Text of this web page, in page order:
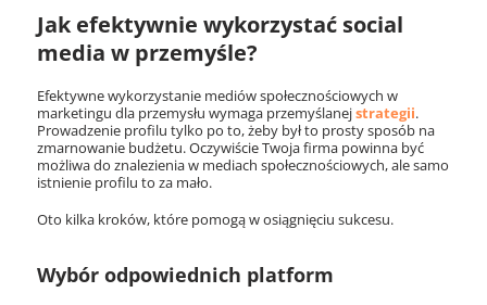
Jak efektywnie wykorzystać social
media w przemyśle?
Efektywne wykorzystanie mediów społecznościowych w
marketingu dla przemysłu wymaga przemyślanejstrategii.
Prowadzenie profilu tylko po to, żeby był to prosty sposób na
zmarnowanie budżetu. Oczywiście Twoja firma powinna być
możliwa do znalezienia w mediach społecznościowych, ale samo
istnienie profilu to za mało.
Oto kilka kroków, które pomogą w osiągnięciu sukcesu.
Wybór odpowiednich platform